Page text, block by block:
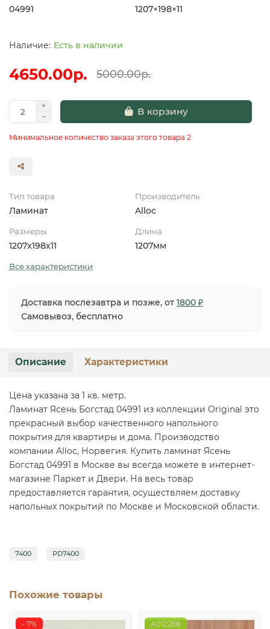
04991 1207×198×11
Есть в наличии
4650.00р. 5000.00р.
В корзину
Минимальное количество заказа этого товара 2
Тип товара
Ламинат
Производитель
Alloc
Размеры
1207x198х11
Длина
1207мм
Все характеристики
Доставка послезавтра и позже, от 1800 ₽
Самовывоз, бесплатно
Описание Характеристики
Цена указана за 1 кв. метр.
Ламинат Ясень Богстад 04991 из коллекции Original это
прекрасный выбор качественного напольного
покрытия для квартиры и дома. Производство
компании Alloc, Норвегия. Купить ламинат Ясень
Богстад 04991 в Москве вы всегда можете в интернет-
магазине Паркет и Двери. На весь товар
предоставляется гарантия, осуществляем доставку
напольных покрытий по Москве и Московской области.
7400 PD7400
Похожие товары
- 7%
A012268